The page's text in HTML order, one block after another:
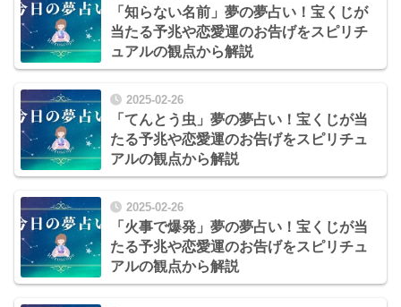
「知らない名前」夢の夢占い！宝くじが
当たる予兆や恋愛運のお告げをスピリチ
ュアルの観点から解説
2025-02-26
「てんとう虫」夢の夢占い！宝くじが当
たる予兆や恋愛運のお告げをスピリチュ
アルの観点から解説
2025-02-26
「火事で爆発」夢の夢占い！宝くじが当
たる予兆や恋愛運のお告げをスピリチュ
アルの観点から解説